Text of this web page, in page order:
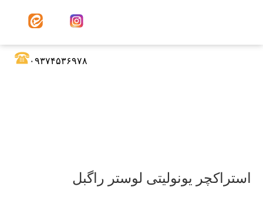
۰۹۳۷۴۵۳۶۹۷۸
استراکچر یونولیتی لوستر راگبل